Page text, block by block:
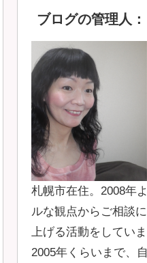
ブログの管理人
札幌市在住。2008年
ルな観点からご相談
上げる活動をしていま
2005年くらいまで、